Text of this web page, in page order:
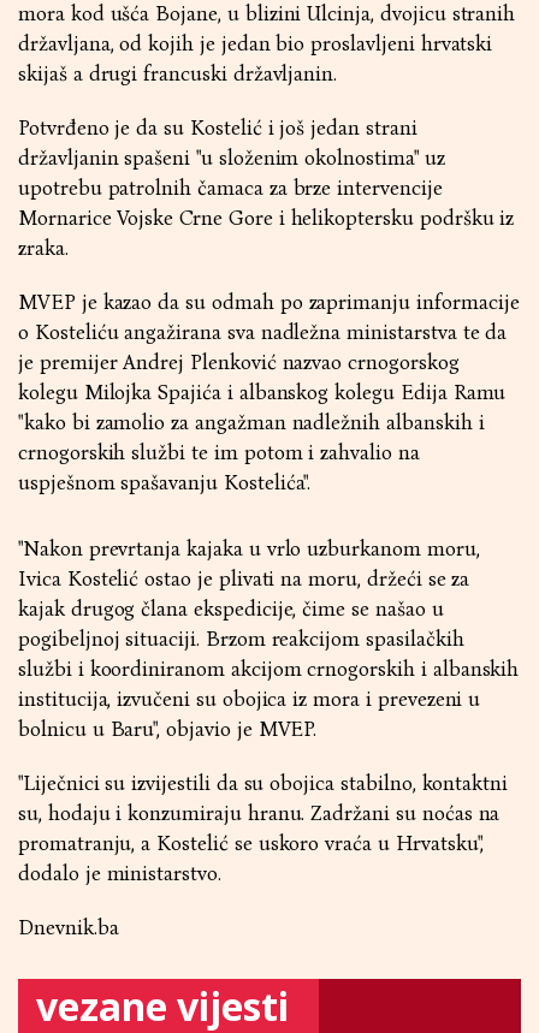
mora kod ušća Bojane, u blizini Ulcinja, dvojicu stranih
državljana, od kojih je jedan bio proslavljeni hrvatski
skijaš a drugi francuski državljanin.
Potvrđeno je da su Kostelić i još jedan strani
državljanin spašeni "u složenim okolnostima" uz
upotrebu patrolnih čamaca za brze intervencije
Mornarice Vojske Crne Gore i helikoptersku podršku iz
zraka.
MVEP je kazao da su odmah po zaprimanju informacije
o Kosteliću angažirana sva nadležna ministarstva te da
je premijer Andrej Plenković nazvao crnogorskog
kolegu Milojka Spajića i albanskog kolegu Edija Ramu
"kako bi zamolio za angažman nadležnih albanskih i
crnogorskih službi te im potom i zahvalio na
uspješnom spašavanju Kostelića".
"Nakon prevrtanja kajaka u vrlo uzburkanom moru,
Ivica Kostelić ostao je plivati na moru, držeći se za
kajak drugog člana ekspedicije, čime se našao u
pogibeljnoj situaciji. Brzom reakcijom spasilačkih
službi i koordiniranom akcijom crnogorskih i albanskih
institucija, izvučeni su obojica iz mora i prevezeni u
bolnicu u Baru", objavio je MVEP.
"Liječnici su izvijestili da su obojica stabilno, kontaktni
su, hodaju i konzumiraju hranu. Zadržani su noćas na
promatranju, a Kostelić se uskoro vraća u Hrvatsku",
dodalo je ministarstvo.
Dnevnik.ba
vezane vijesti